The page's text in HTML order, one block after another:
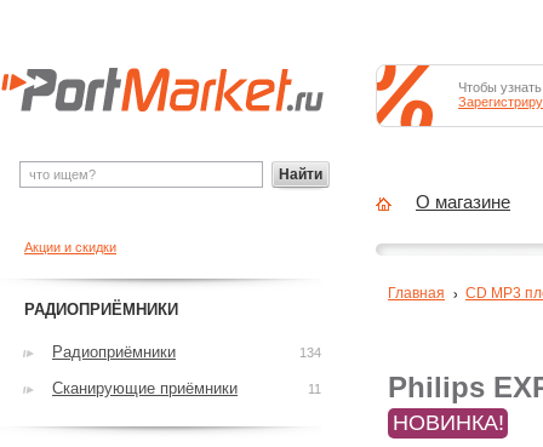
Philips
НОВИНКА!
Главная CD MP3
Акции и скидки
РАДИОПРИЁМНИКИ
Радиоприёмники 134
Сканирующие приёмники 11
Найти
Чтобы
О магазине